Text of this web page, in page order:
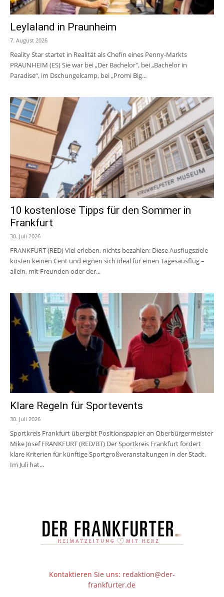
Leylaland in Praunheim
7. August 2026
Reality Star startet in Realität als Chefin eines Penny-Markts
PRAUNHEIM (ES) Sie war bei „Der Bachelor", bei „Bachelor in
Paradise“, im Dschungelcamp, bei „Promi Big...
10 kostenlose Tipps für den Sommer in
Frankfurt
30. Juli 2026
FRANKFURT (RED) Viel erleben, nichts bezahlen: Diese Ausflugsziele
kosten keinen Cent und eignen sich ideal für einen Tagesausflug –
allein, mit Freunden oder der...
Klare Regeln für Sportevents
30. Juli 2026
Sportkreis Frankfurt übergibt Positionspapier an Oberbürgermeister
Mike Josef FRANKFURT (RED/BT) Der Sportkreis Frankfurt fordert
klare Kriterien für künftige Sportgroßveranstaltungen in der Stadt.
Im Juli hat...
Kontaktieren Sie uns: redaktion@der-
frankfurter.de